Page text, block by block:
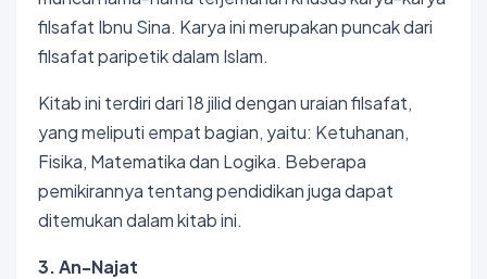
filsafat Ibnu Sina. Karya ini merupakan puncak dari
filsafat paripetik dalam Islam.
Kitab ini terdiri dari 18 jilid dengan uraian filsafat,
yang meliputi empat bagian, yaitu: Ketuhanan,
Fisika, Matematika dan Logika. Beberapa
pemikirannya tentang pendidikan juga dapat
ditemukan dalam kitab ini.
3. An-Najat